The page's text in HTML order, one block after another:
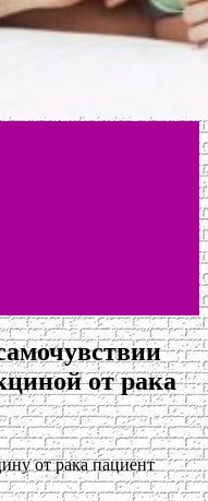
от рака
от рака пациент